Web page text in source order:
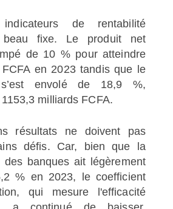
de rentabilité
beau fixe. Le produit net
de 10 % pour atteindre
en 2023 tandis que le
envolé de 18,9 %,
milliards FCFA.
résultats ne doivent pas
défis. Car, bien que la
des banques ait légèrement
% en 2023, le coefficient
qui mesure l'efficacité